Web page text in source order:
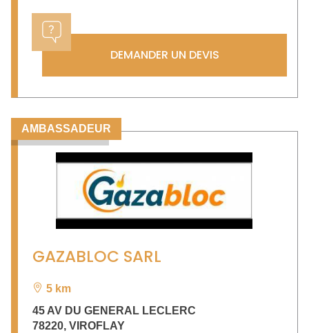
DEMANDER UN DEVIS
AMBASSADEUR
GAZABLOC SARL
5 km
45 AV DU GENERAL LECLERC
78220, VIROFLAY